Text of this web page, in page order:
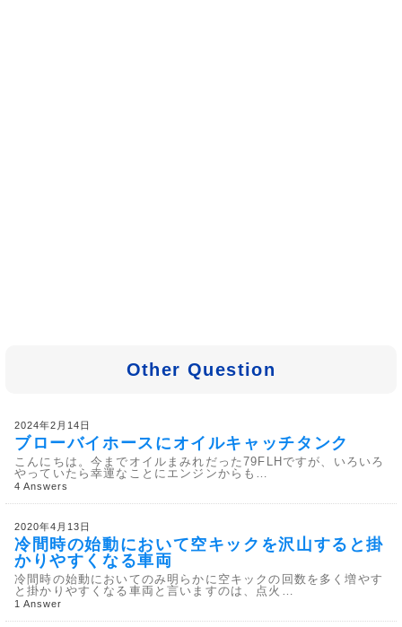
Other Question
2024年2月14日
ブローバイホースにオイルキャッチタンク
こんにちは。今までオイルまみれだった79FLHですが、いろいろ
やっていたら幸運なことにエンジンからも…
4 Answers
2020年4月13日
冷間時の始動において空キックを沢山すると掛
かりやすくなる車両
冷間時の始動においてのみ明らかに空キックの回数を多く増やす
と掛かりやすくなる車両と言いますのは、点火…
1 Answer